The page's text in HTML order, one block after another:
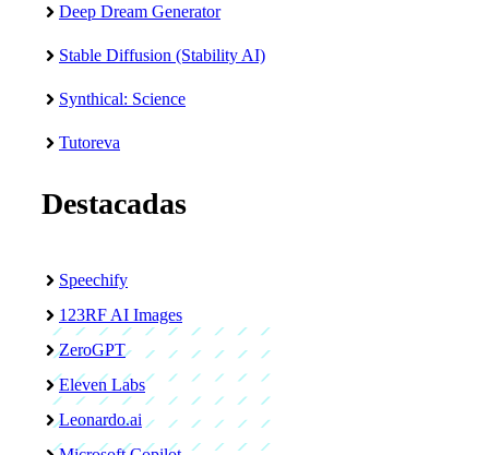
Deep Dream Generator
Stable Diffusion (Stability AI)
Synthical: Science
Tutoreva
Destacadas
Speechify
123RF AI Images
ZeroGPT
Eleven Labs
Leonardo.ai